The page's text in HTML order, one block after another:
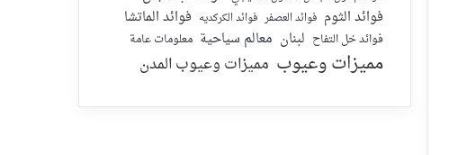
فوائد الثوم فوائد العصفر فوائد الكركديه فوائد الماتشا
فوائد خل التفاح لبنان معالم سياحية معلومات عامة
مميزات وعيوب مميزات وعيوب المدن